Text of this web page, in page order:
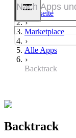
Startseite
Marketplace
Alle Apps
Backtrack
Backtrack